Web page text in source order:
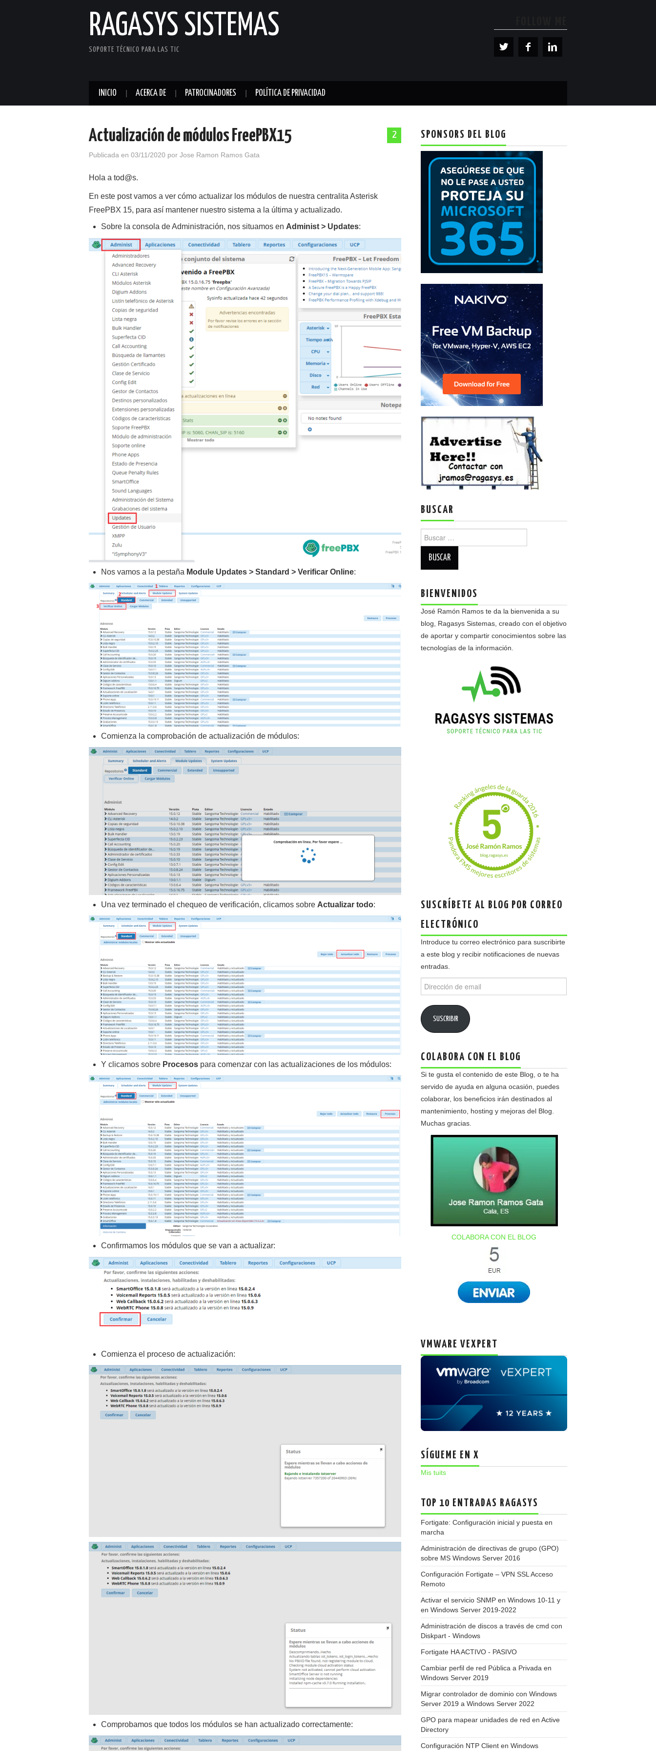
RAGASYS SISTEMAS
SOPORTE TÉCNICO PARA LAS TIC
INICIO ACERCA DE PATROCINADORES POLÍTICA DE PRIVACIDAD
2
Actualización de módulos FreePBX15
Publicada en 03/11/2020 por Jose Ramon Ramos Gata
Hola a tod@s.
En este post vamos a ver cómo actualizar los módulos de nuestra centralita Asterisk
FreePBX 15, para así mantener nuestro sistema a la última y actualizado.
Sobre la consola de Administración, nos situamos en Administ > Updates:
Nos vamos a la pestaña Module Updates > Standard > Verificar Online:
Comienza la comprobación de actualización de módulos:
Una vez terminado el chequeo de verificación, clicamos sobre Actualizar todo:
Y clicamos sobre Procesos para comenzar con las actualizaciones de los módulos:
Confirmamos los módulos que se van a actualizar:
Comienza el proceso de actualización:
Comprobamos que todos los módulos se han actualizado correctamente:
SPONSORS DEL BLOG
BUSCAR
BIENVENIDOS
José Ramón Ramos te da la bienvenida a su
blog, Ragasys Sistemas, creado con el objetivo
de aportar y compartir conocimientos sobre las
tecnologías de la información.
SUSCRÍBETE AL BLOG POR CORREO
ELECTRÓNICO
Introduce tu correo electrónico para suscribirte
a este blog y recibir notificaciones de nuevas
entradas.
de
SUSCRIBIR
COLABORA CON EL BLOG
Si te gusta el contenido de este Blog, o te ha
servido de ayuda en alguna ocasión, puedes
colaborar, los beneficios irán destinados al
mantenimiento, hosting y mejoras del Blog.
Muchas gracias.
COLABORA CON EL BLOG
VMWARE VEXPERT
SÍGUEME EN X
Mis tuits
TOP 10 ENTRADAS RAGASYS
Fortigate: Configuración inicial y puesta en
marcha
Administración de directivas de grupo (GPO)
sobre MS Windows Server 2016
Configuración Fortigate – VPN SSL Acceso
Remoto
Activar el servicio SNMP en Windows 10-11 y
en Windows Server 2019-2022
Administración de discos a través de cmd con
Diskpart - Windows
Fortigate HA ACTIVO - PASIVO
Cambiar perfil de red Pública a Privada en
Windows Server 2019
Migrar controlador de dominio con Windows
Server 2019 a Windows Server 2022
GPO para mapear unidades de red en Active
Directory
Configuración NTP Client en Windows